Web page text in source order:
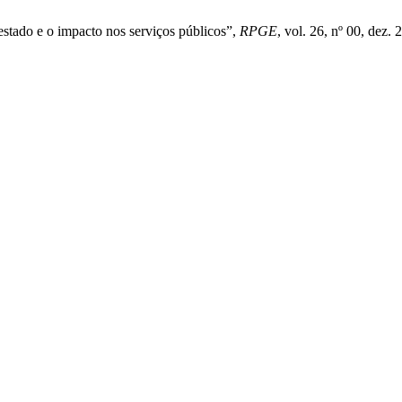
e o impacto nos serviços públicos”, RPGE, vol. 26, nº 00, dez.